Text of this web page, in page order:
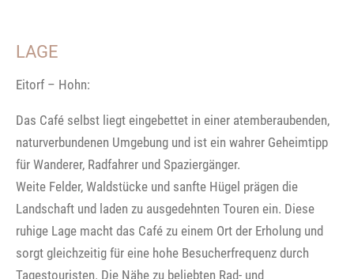
LAGE
Eitorf – Hohn:
Das Café selbst liegt eingebettet in einer atemberaubenden,
naturverbundenen Umgebung und ist ein wahrer Geheimtipp
für Wanderer, Radfahrer und Spaziergänger.
Weite Felder, Waldstücke und sanfte Hügel prägen die
Landschaft und laden zu ausgedehnten Touren ein. Diese
ruhige Lage macht das Café zu einem Ort der Erholung und
sorgt gleichzeitig für eine hohe Besucherfrequenz durch
Tagestouristen. Die Nähe zu beliebten Rad- und